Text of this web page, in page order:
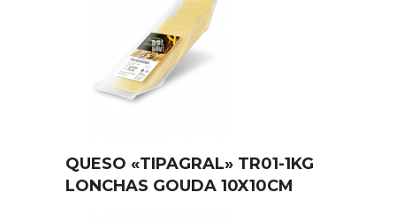
QUESO «TIPAGRAL» TR01-1KG
LONCHAS GOUDA 10X10CM